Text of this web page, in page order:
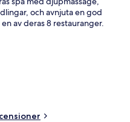
och avnjuta en god
av deras 8 restauranger.
Andra resenärer talar mycket
ligger en kort
House Underground Station